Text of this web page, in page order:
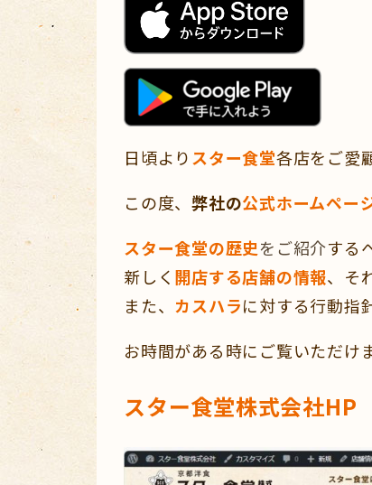
日頃よりスター食堂各店をご愛
この度、 弊社の公式ホームペー
スター食堂の歴史をご紹介する
新しく 開店する店舗の情報、そ
また、 カスハラに対する行動指
お時間がある時にご覧いただけ
スター食堂株式会社HP